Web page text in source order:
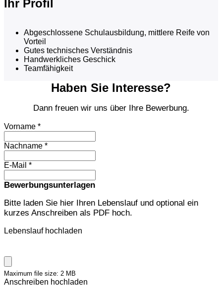
Ihr Profil
Abgeschlossene Schulausbildung, mittlere Reife von
Vorteil
Gutes technisches Verständnis
Handwerkliches Geschick
Teamfähigkeit
Haben Sie Interesse?
Dann freuen wir uns über Ihre Bewerbung.
Vorname *
Nachname *
E-Mail *
Bewerbungsunterlagen
Bitte laden Sie hier Ihren Lebenslauf und optional ein
kurzes Anschreiben als PDF hoch.
Lebenslauf hochladen
Maximum file size: 2 MB
Anschreiben hochladen